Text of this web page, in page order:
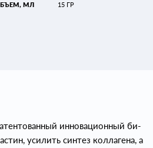
МЛ 15 ГР
инновационный би-
усилить синтез коллагена, а